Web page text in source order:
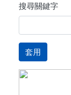
搜尋關鍵字